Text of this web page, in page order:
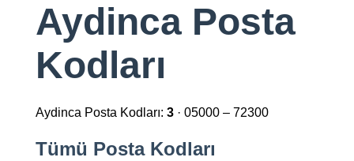
Aydinca Posta
Kodları
Aydinca Posta Kodları: 3· 05000 – 72300
Tümü Posta Kodları